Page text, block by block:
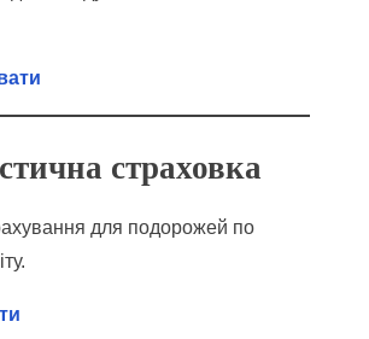
страховка
для подорожей по